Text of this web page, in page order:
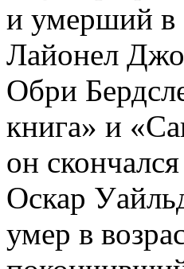
и умерший в
Лайонел
Обри
книга» и
он
Оскар
умер в